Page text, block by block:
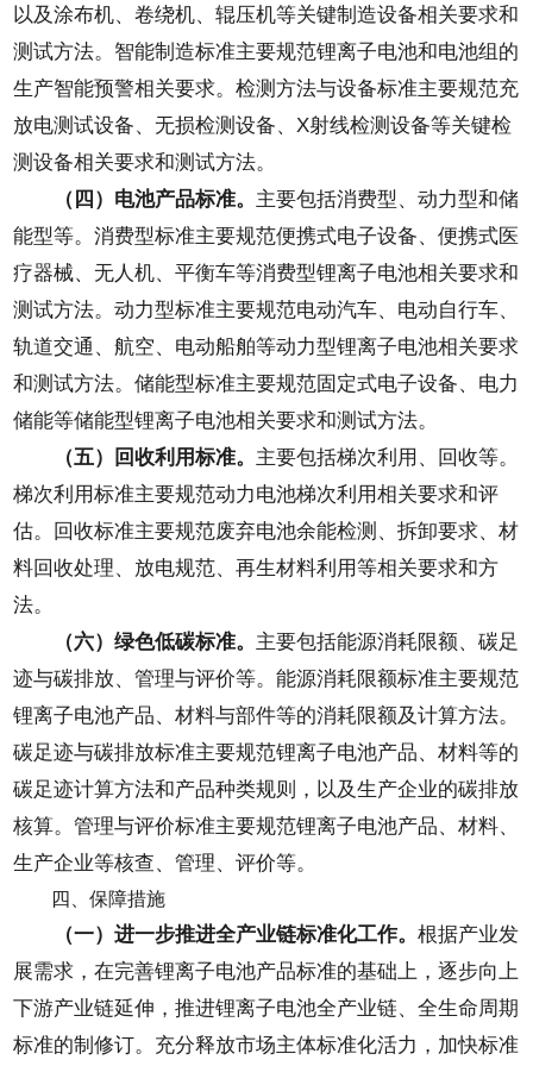
以及涂布机、卷绕机、辊压机等关键制造设备相关要求和
测试方法。智能制造标准主要规范锂离子电池和电池组的
生产智能预警相关要求。检测方法与设备标准主要规范充
放电测试设备、无损检测设备、X射线检测设备等关键检
测设备相关要求和测试方法。
（四）电池产品标准。 主要包括消费型、动力型和储
能型等。消费型标准主要规范便携式电子设备、便携式医
疗器械、无人机、平衡车等消费型锂离子电池相关要求和
测试方法。动力型标准主要规范电动汽车、电动自行车、
轨道交通、航空、电动船舶等动力型锂离子电池相关要求
和测试方法。储能型标准主要规范固定式电子设备、电力
储能等储能型锂离子电池相关要求和测试方法。
（五）回收利用标准。 主要包括梯次利用、回收等。
梯次利用标准主要规范动力电池梯次利用相关要求和评
估。回收标准主要规范废弃电池余能检测、拆卸要求、材
料回收处理、放电规范、再生材料利用等相关要求和方
法。
（六）绿色低碳标准。 主要包括能源消耗限额、碳足
迹与碳排放、管理与评价等。能源消耗限额标准主要规范
锂离子电池产品、材料与部件等的消耗限额及计算方法。
碳足迹与碳排放标准主要规范锂离子电池产品、材料等的
碳足迹计算方法和产品种类规则，以及生产企业的碳排放
核算。管理与评价标准主要规范锂离子电池产品、材料、
生产企业等核查、管理、评价等。
四、保障措施
（一）进一步推进全产业链标准化工作。 根据产业发
展需求，在完善锂离子电池产品标准的基础上，逐步向上
下游产业链延伸，推进锂离子电池全产业链、全生命周期
标准的制修订。充分释放市场主体标准化活力，加快标准